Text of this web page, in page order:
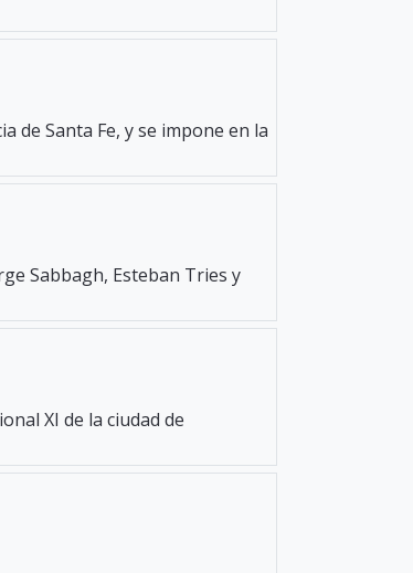
de Santa Fe, y se impone en la
Sabbagh, Esteban Tries y
XI de la ciudad de